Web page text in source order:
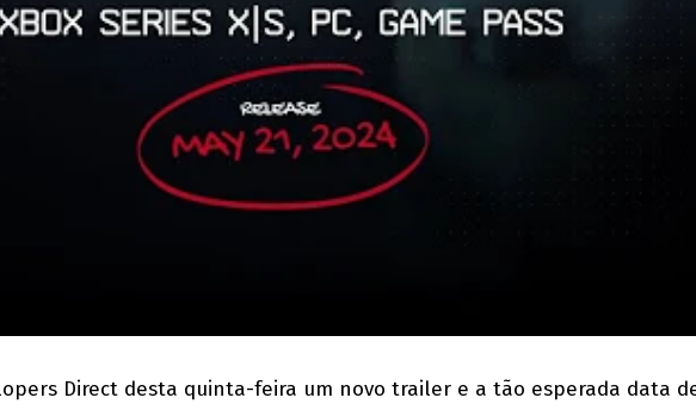
Direct desta quinta-feira um novo trailer e a tão esperada data